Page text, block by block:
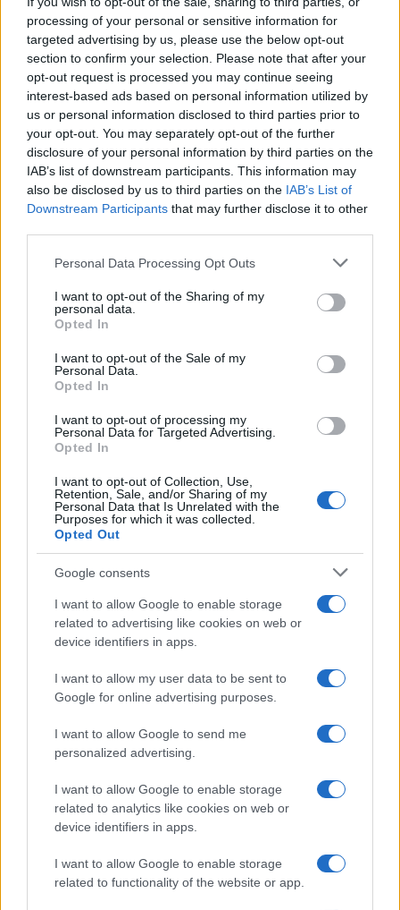
processing of your personal or sensitive information for
targeted advertising by us, please use the below opt-out
section to confirm your selection. Please note that after your
opt-out request is processed you may continue seeing
interest-based ads based on personal information utilized by
us or personal information disclosed to third parties prior to
your opt-out. You may separately opt-out of the further
disclosure of your personal information by third parties on the
IAB’s list of downstream participants. This information may
also be disclosed by us to third parties on the IAB’s List of
Downstream Participants that may further disclose it to other
Please note that this website/app uses one or more Google
not limited to your visit or usage behaviour. You may click to
grant or deny consent to Google and its third-party tags to
use your data for below specified purposes in below Google
consent section.
Personal Data Processing Opt Outs
I want to opt-out of the Sharing of my
personal data.
Opted In
I want to opt-out of the Sale of my
Personal Data.
Opted In
I want to opt-out of processing my
Personal Data for Targeted Advertising.
Opted In
I want to opt-out of Collection, Use,
Retention, Sale, and/or Sharing of my
Personal Data that Is Unrelated with the
Purposes for which it was collected.
Opted Out
Google consents
I want to allow Google to enable storage
related to advertising like cookies on web or
device identifiers in apps.
I want to allow my user data to be sent to
Google for online advertising purposes.
I want to allow Google to send me
personalized advertising.
I want to allow Google to enable storage
related to analytics like cookies on web or
device identifiers in apps.
I want to allow Google to enable storage
related to functionality of the website or app.
AUTORE
Staff
Continua a leggere
LIFESTYLE
Copenhagen Fashion Week SS27: le novità che stanno
rivoluzionando la moda
Cristian Castiglioni · 8 Ago 2026